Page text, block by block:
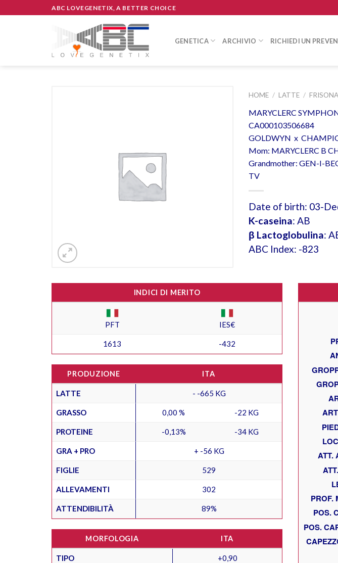
to
ABC LOVEGENETIX, A BETTER CHOICE
GENETICA ARCHIVIO RICHIEDI UN
HOME / LATTE / FRISONA
MARYCLERC
CA000103506684
GOLDWYN x
Mom: MARYCLERC B
Grandmother: GEN-I-
TV
Date of birth: 03-
K-caseina: AB
β Lactoglobulina:
ABC Index: -823
INDICI DI MERITO
PFT IES€
1613 -432
PRODUZIONE ITA
LATTE - -665 KG
GRASSO 0,00 % -22 KG
PROTEINE -0,13% -34 KG
GRA + PRO + -56 KG
FIGLIE 529
ALLEVAMENTI 302
ATTENDIBILITÀ 89%
MORFOLOGIA ITA
TIPO +0,90